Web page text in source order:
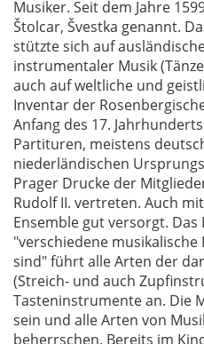
Musiker. Seit dem Jahre
Štolcar, Švestka genannt.
stützte sich auf
instrumentaler Musik
auch auf weltliche und
Inventar der
Anfang des 17.
Partituren, meistens
niederländischen
Prager Drucke der
Rudolf II. vertreten. Auch
Ensemble gut versorgt.
"verschiedene
sind" führt alle Arten der
(Streich- und auch
Tasteninstrumente an. Die
sein und alle Arten von
beherrschen. Bereits im